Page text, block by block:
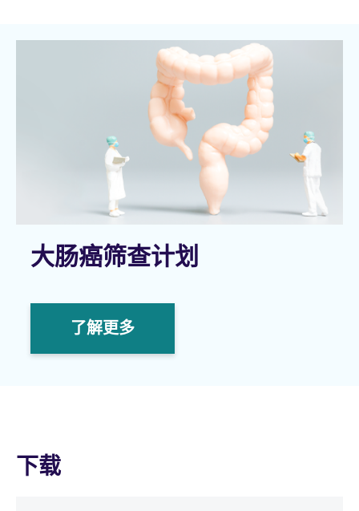
大肠癌筛查计划
了解更多
下载